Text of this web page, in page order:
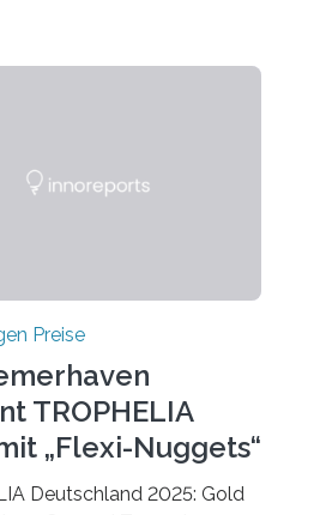
Preise
TROPHELIA
„Flexi-Nuggets“
Deutschland 2025: Gold